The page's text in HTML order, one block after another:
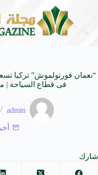
في المتوسط 6 أغسطس 2026
“نعمان قورتولموش” تركيا
فى قطاع السياحة |
admin
شارك